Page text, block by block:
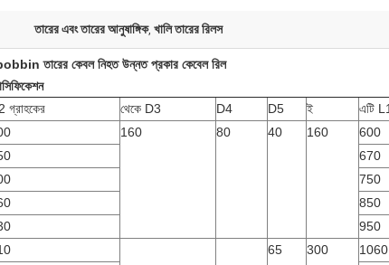
তারের এবং তারের আনুষাঙ্গিক, খালি তারের রিলস
তারের কেবল নিহত উন্নত প্রকার কেবেল রিল
গ্রাহকের থেকে D3 D4 D5 ই এটি L1
160 80 40 160 600
670
750
850
950
65 300 1060